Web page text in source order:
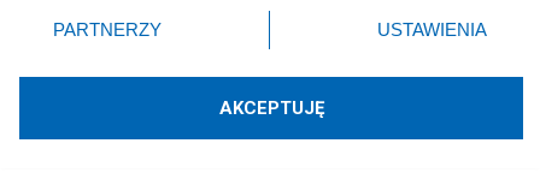
Technologię dostarcza:W3media.pl
zmienić/wycofać klikając przycisk ustawień prywatności
znajdujący się w lewym dolnym rogu strony
rodzaje przetwarzania danych nie wymagają zgody
użytkownika, ale masz prawo sprzeciwić się takiemu
PARTNERZY USTAWIENIA
AKCEPTUJĘ